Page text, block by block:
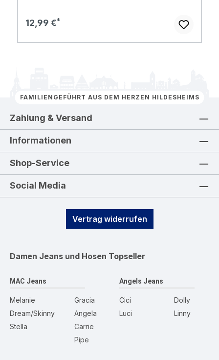
Regulärer Preis:
12,99 €
FAMILIENGEFÜHRT AUS DEM HERZEN HILDESHEIMS
Zahlung & Versand
Informationen
Shop-Service
Social Media
Vertrag widerrufen
Damen Jeans und Hosen Topseller
MAC Jeans
Melanie
Dream/Skinny
Stella
Gracia
Angela
Carrie
Pipe
Angels Jeans
Cici
Luci
Dolly
Linny